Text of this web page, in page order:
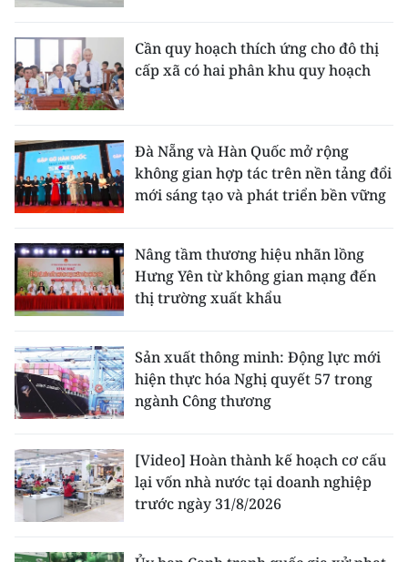
Cần quy hoạch thích ứng cho đô thị
cấp xã có hai phân khu quy hoạch
Đà Nẵng và Hàn Quốc mở rộng
không gian hợp tác trên nền tảng đổi
mới sáng tạo và phát triển bền vững
Nâng tầm thương hiệu nhãn lồng
Hưng Yên từ không gian mạng đến
thị trường xuất khẩu
Sản xuất thông minh: Động lực mới
hiện thực hóa Nghị quyết 57 trong
ngành Công thương
[Video] Hoàn thành kế hoạch cơ cấu
lại vốn nhà nước tại doanh nghiệp
trước ngày 31/8/2026